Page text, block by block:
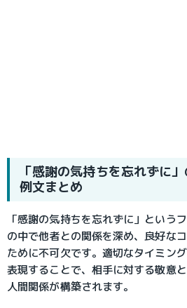
「感謝の気持ちを忘れずに
例文まとめ
「感謝の気持ちを忘れずに」という
の中で他者との関係を深め、良好な
ために不可欠です。適切なタイミン
表現することで、相手に対する敬意
人間関係が構築されます。